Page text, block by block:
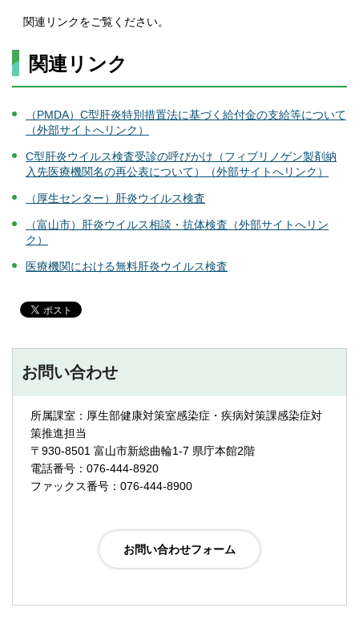
関連リンクをご覧ください。
関連リンク
（PMDA）C型肝炎特別措置法に基づく給付金の支給等について
（外部サイトへリンク）
C型肝炎ウイルス検査受診の呼びかけ（フィブリノゲン製剤納
入先医療機関名の再公表について）（外部サイトへリンク）
（厚生センター）肝炎ウイルス検査
（富山市）肝炎ウイルス相談・抗体検査（外部サイトへリン
ク）
医療機関における無料肝炎ウイルス検査
お問い合わせ
所属課室：厚生部健康対策室感染症・疾病対策課感染症対
策推進担当
〒930-8501 富山市新総曲輪1-7 県庁本館2階
電話番号：076-444-8920
ファックス番号：076-444-8900